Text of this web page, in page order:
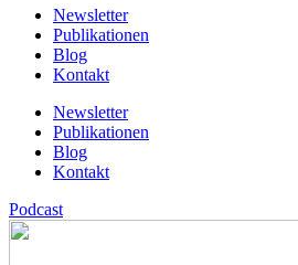
Newsletter
Publikationen
Blog
Kontakt
Newsletter
Publikationen
Blog
Kontakt
Podcast